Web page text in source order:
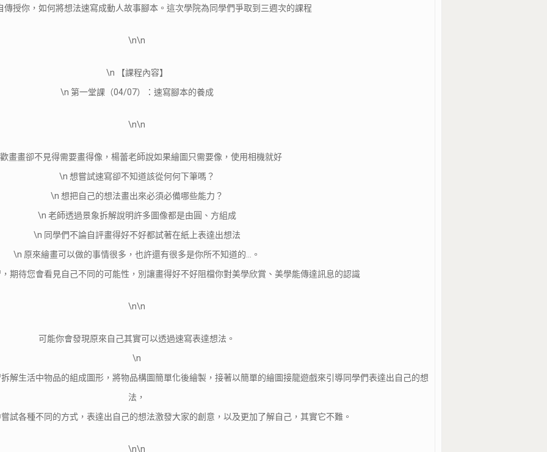
傳授你，如何將想法速寫成動人故事腳本。這次學院為同學們爭取到三週次的課程
\n\n
\n 【課程內容】
\n 第一堂課（04/07）：速寫腳本的養成
\n\n
畫畫卻不見得需要畫得像，楊蕾老師說如果繪圖只需要像，使用相機就好
\n 想嘗試速寫卻不知道該從何何下筆嗎？
\n 想把自己的想法畫出來必須必備哪些能力？
\n 老師透過景象拆解說明許多圖像都是由圓、方組成
\n 同學們不論自評畫得好不好都試著在紙上表達出想法
\n 原來繪畫可以做的事情很多，也許還有很多是你所不知道的…。
期待您會看見自己不同的可能性，別讓畫得好不好阻檔你對美學欣賞、美學能傳達訊息的認識
\n\n
可能你會發現原來自己其實可以透過速寫表達想法。
\n
解生活中物品的組成圖形，將物品構圖簡單化後繪製，接著以簡單的繪圖接龍遊戲來引導同學們表達出自己的想
法，
試各種不同的方式，表達出自己的想法激發大家的創意，以及更加了解自己，其實它不難。
\n\n